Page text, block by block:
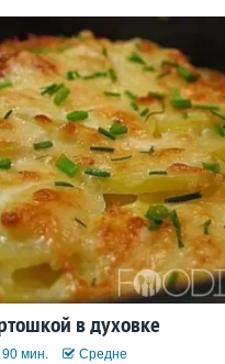
в духовке
90 мин. Средне